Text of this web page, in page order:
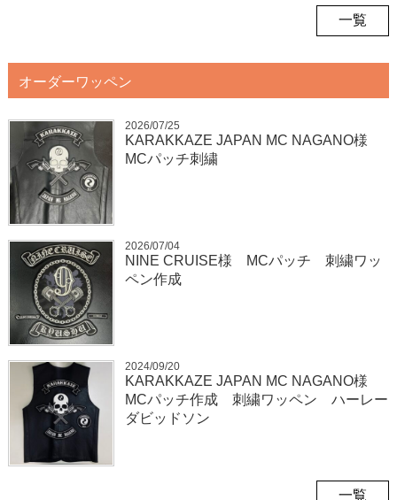
一覧
オーダーワッペン
2026/07/25
KARAKKAZE JAPAN MC NAGANO様
MCパッチ刺繍
2026/07/04
NINE CRUISE様 MCパッチ 刺繍ワッ
ペン作成
2024/09/20
KARAKKAZE JAPAN MC NAGANO様
MCパッチ作成 刺繍ワッペン ハーレー
ダビッドソン
一覧